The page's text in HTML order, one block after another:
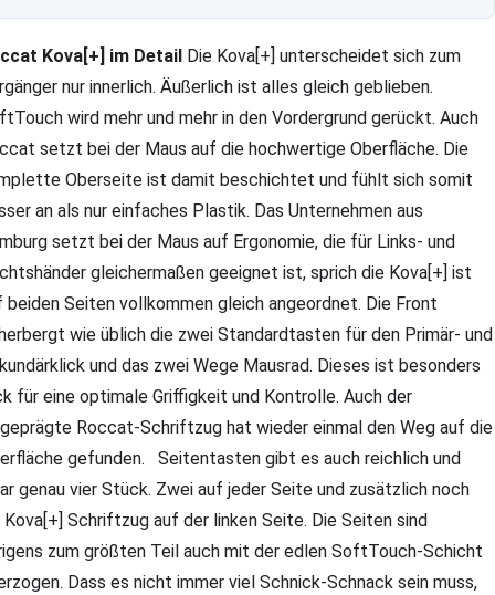
Kova[+] im Detail Die Kova[+] unterscheidet sich zum
nur innerlich. Äußerlich ist alles gleich geblieben.
wird mehr und mehr in den Vordergrund gerückt. Auch
setzt bei der Maus auf die hochwertige Oberfläche. Die
Oberseite ist damit beschichtet und fühlt sich somit
an als nur einfaches Plastik. Das Unternehmen aus
setzt bei der Maus auf Ergonomie, die für Links- und
gleichermaßen geeignet ist, sprich die Kova[+] ist
beiden Seiten vollkommen gleich angeordnet. Die Front
wie üblich die zwei Standardtasten für den Primär- und
und das zwei Wege Mausrad. Dieses ist besonders
für eine optimale Griffigkeit und Kontrolle. Auch der
Roccat-Schriftzug hat wieder einmal den Weg auf die
gefunden. Seitentasten gibt es auch reichlich und
genau vier Stück. Zwei auf jeder Seite und zusätzlich noch
Kova[+] Schriftzug auf der linken Seite. Die Seiten sind
zum größten Teil auch mit der edlen SoftTouch-Schicht
Dass es nicht immer viel Schnick-Schnack sein muss,